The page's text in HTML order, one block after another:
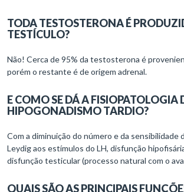
TODA TESTOSTERONA É
TESTÍCULO?
Não! Cerca de 95% da testosterona é
porém o restante é de origem adrenal.
E COMO SE DÁ A FISIOPATOLOGIA
HIPOGONADISMO TARDIO?
Com a diminuição do número e da sensibilidade
Leydig aos estímulos do LH, disfunção
disfunção testicular (processo natural com o
QUAIS SÃO AS PRINCIPAIS